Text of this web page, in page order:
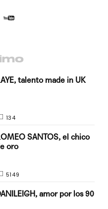
talento made in UK
134
SANTOS, el chico
oro
5149
amor por los 90